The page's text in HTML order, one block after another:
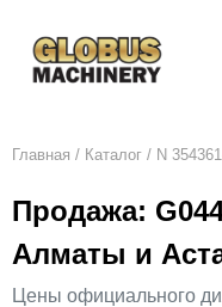
Главная / Каталог / N
Продажа:
Алматы и
Цены официального